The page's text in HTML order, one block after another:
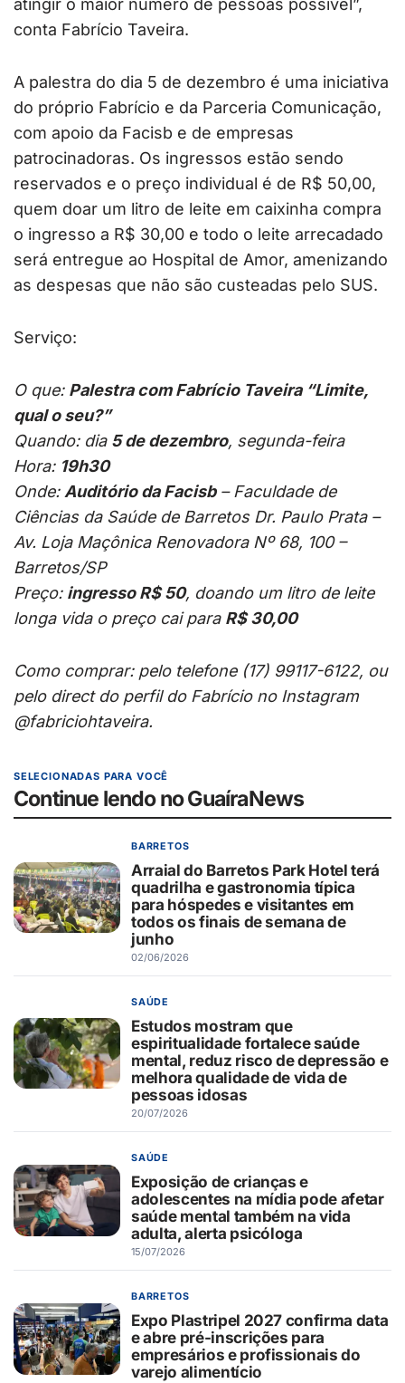
conta Fabrício Taveira.
A palestra do dia 5 de dezembro é uma iniciativa
do próprio Fabrício e da Parceria Comunicação,
com apoio da Facisb e de empresas
patrocinadoras. Os ingressos estão sendo
reservados e o preço individual é de R$ 50,00,
quem doar um litro de leite em caixinha compra
o ingresso a R$ 30,00 e todo o leite arrecadado
será entregue ao Hospital de Amor, amenizando
as despesas que não são custeadas pelo SUS.
Serviço:
O que: Palestra com Fabrício Taveira “Limite,
qual o seu?”
Quando: dia 5 de dezembro, segunda-feira
Hora: 19h30
Onde: Auditório da Facisb– Faculdade de
Ciências da Saúde de Barretos Dr. Paulo Prata –
Av. Loja Maçônica Renovadora Nº 68, 100 –
Barretos/SP
Preço: ingresso R$ 50, doando um litro de leite
longa vida o preço cai para R$ 30,00
Como comprar: pelo telefone (17) 99117-6122, ou
pelo direct do perfil do Fabrício no Instagram
@fabriciohtaveira.
SELECIONADAS PARA VOCÊ
Continue lendo no GuaíraNews
BARRETOS
Arraial do Barretos Park Hotel terá
quadrilha e gastronomia típica
para hóspedes e visitantes em
todos os finais de semana de
junho
02/06/2026
SAÚDE
Estudos mostram que
espiritualidade fortalece saúde
mental, reduz risco de depressão e
melhora qualidade de vida de
pessoas idosas
20/07/2026
SAÚDE
Exposição de crianças e
adolescentes na mídia pode afetar
saúde mental também na vida
adulta, alerta psicóloga
15/07/2026
BARRETOS
Expo Plastripel 2027 confirma data
e abre pré-inscrições para
empresários e profissionais do
varejo alimentício